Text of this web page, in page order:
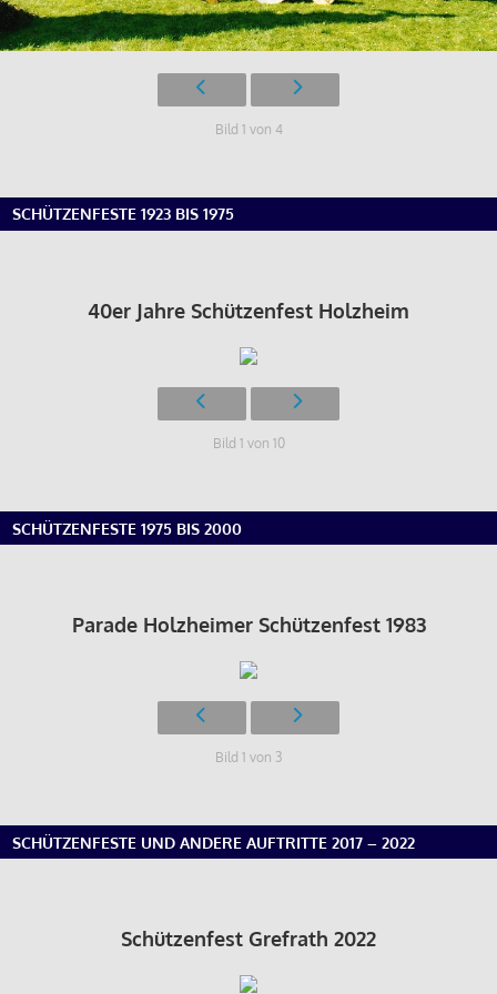
Bild 1 von 4
SCHÜTZENFESTE 1923 BIS 1975
40er Jahre Schützenfest Holzheim
Bild 1 von 10
SCHÜTZENFESTE 1975 BIS 2000
Parade Holzheimer Schützenfest 1983
Bild 1 von 3
SCHÜTZENFESTE UND ANDERE AUFTRITTE 2017 – 2022
Schützenfest Grefrath 2022